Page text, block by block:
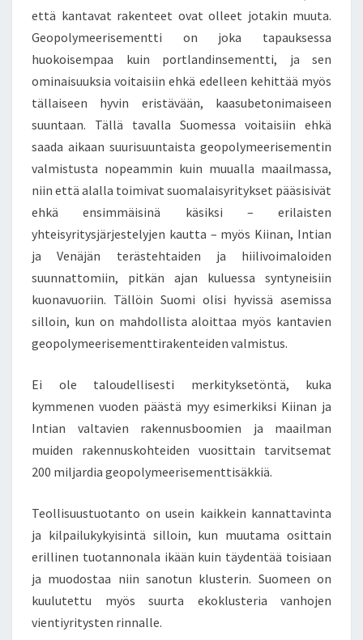
että kantavat rakenteet ovat olleet jotakin muuta.
Geopolymeerisementti on joka tapauksessa
huokoisempaa kuin portlandinsementti, ja sen
ominaisuuksia voitaisiin ehkä edelleen kehittää myös
tällaiseen hyvin eristävään, kaasubetonimaiseen
suuntaan. Tällä tavalla Suomessa voitaisiin ehkä
saada aikaan suurisuuntaista geopolymeerisementin
valmistusta nopeammin kuin muualla maailmassa,
niin että alalla toimivat suomalaisyritykset pääsisivät
ehkä ensimmäisinä käsiksi – erilaisten
yhteisyritysjärjestelyjen kautta – myös Kiinan, Intian
ja Venäjän terästehtaiden ja hiilivoimaloiden
suunnattomiin, pitkän ajan kuluessa syntyneisiin
kuonavuoriin. Tällöin Suomi olisi hyvissä asemissa
silloin, kun on mahdollista aloittaa myös kantavien
geopolymeerisementtirakenteiden valmistus.
Ei ole taloudellisesti merkityksetöntä, kuka
kymmenen vuoden päästä myy esimerkiksi Kiinan ja
Intian valtavien rakennusboomien ja maailman
muiden rakennuskohteiden vuosittain tarvitsemat
200 miljardia geopolymeerisementtisäkkiä.
Teollisuustuotanto on usein kaikkein kannattavinta
ja kilpailukykyisintä silloin, kun muutama osittain
erillinen tuotannonala ikään kuin täydentää toisiaan
ja muodostaa niin sanotun klusterin. Suomeen on
kuulutettu myös suurta ekoklusteria vanhojen
vientiyritysten rinnalle.